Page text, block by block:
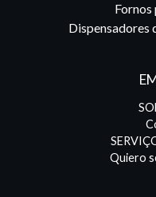
Dispensadores
Quiero